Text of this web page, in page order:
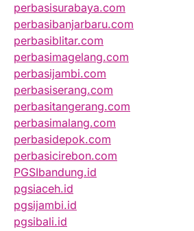
perbasisurabaya.com
perbasibanjarbaru.com
perbasiblitar.com
perbasimagelang.com
perbasijambi.com
perbasiserang.com
perbasitangerang.com
perbasimalang.com
perbasidepok.com
perbasicirebon.com
PGSIbandung.id
pgsiaceh.id
pgsijambi.id
pgsibali.id